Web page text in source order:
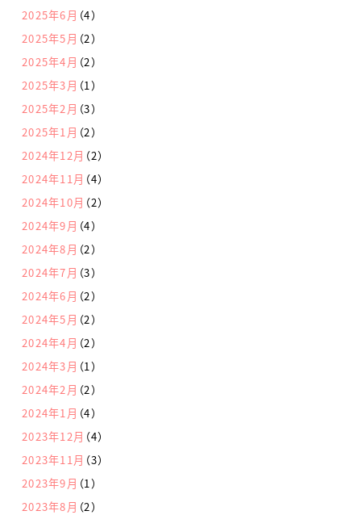
2025年6月 （4）
2025年5月 （2）
2025年4月 （2）
2025年3月 （1）
2025年2月 （3）
2025年1月 （2）
2024年12月 （2）
2024年11月 （4）
2024年10月 （2）
2024年9月 （4）
2024年8月 （2）
2024年7月 （3）
2024年6月 （2）
2024年5月 （2）
2024年4月 （2）
2024年3月 （1）
2024年2月 （2）
2024年1月 （4）
2023年12月 （4）
2023年11月 （3）
2023年9月 （1）
2023年8月 （2）